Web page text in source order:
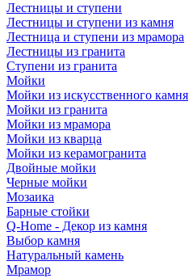
Лестницы и ступени
Лестницы и ступени из камня
Лестница и ступени из мрамора
Лестницы из гранита
Ступени из гранита
Мойки
Мойки из искусственного камня
Мойки из гранита
Мойки из мрамора
Мойки из кварца
Мойки из керамогранита
Двойные мойки
Черные мойки
Мозаика
Барные стойки
Q-Home - Декор из камня
Выбор камня
Натуральный камень
Мрамор